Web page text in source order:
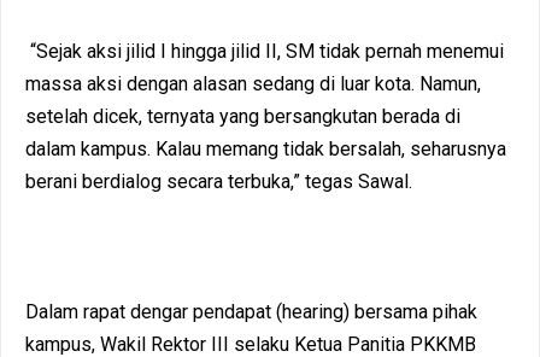
“Sejak aksi jilid I hingga jilid II, SM tidak pernah menemui
massa aksi dengan alasan sedang di luar kota. Namun,
setelah dicek, ternyata yang bersangkutan berada di
dalam kampus. Kalau memang tidak bersalah, seharusnya
berani berdialog secara terbuka,” tegas Sawal.
Dalam rapat dengar pendapat (hearing) bersama pihak
kampus, Wakil Rektor III selaku Ketua Panitia PKKMB